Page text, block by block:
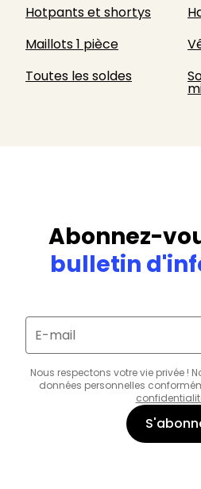
Hotpants et shortys
Maillots 1 pièce
Toutes les soldes
Abonnez-
bulletin
E-mail
Nous respectons votre vie privée !
données personnelles